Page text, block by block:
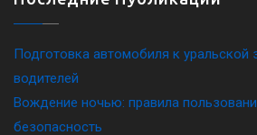
Подготовка автомобиля к уральской
водителей
Вождение ночью: правила
безопасность